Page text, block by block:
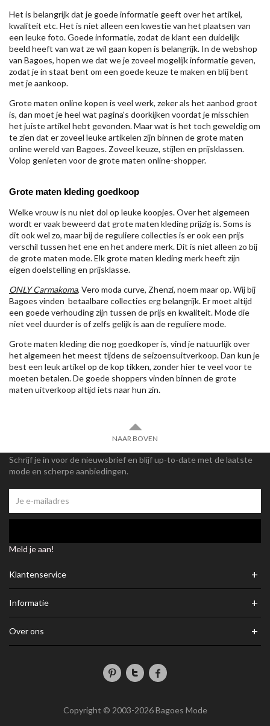
Het is belangrijk dat je goede informatie geeft over het artikel,
kwaliteit etc. Het is niet alleen een kwestie van het plaatsen van
een leuke foto. Goede informatie, zodat de klant een duidelijk
beeld heeft van wat ze wil gaan kopen is belangrijk. In de webshop
van Bagoes, hopen we dat we je zoveel mogelijk informatie geven,
zodat je in staat bent om een goede keuze te maken en blij bent
met je aankoop.
Grote maten online kopen is veel werk, zeker als het aanbod groot
is, dan moet je heel wat pagina's doorkijken voordat je misschien
het juiste artikel hebt gevonden. Maar wat is het toch geweldig om
te zien dat er zoveel leuke artikelen zijn binnen de grote maten
online wereld van Bagoes. Zoveel keuze, stijlen en prijsklassen.
Volop genieten voor de grote maten online-shopper.
Grote maten kleding goedkoop
Welke vrouw is nu niet dol op leuke koopjes. Over het algemeen
wordt er vaak beweerd dat grote maten kleding prijzig is. Soms is
dit ook wel zo, maar bij de reguliere collecties is er ook een prijs
verschil tussen het ene en het andere merk. Dit is niet alleen zo bij
de grote maten mode. Elk grote maten kleding merk heeft zijn
eigen doelstelling en prijsklasse.
ONLY Carmakoma, Vero moda curve, Zhenzi, noem maar op. Wij bij
Bagoes vinden betaalbare collecties erg belangrijk. Er moet altijd
een goede verhouding zijn tussen de prijs en kwaliteit. Mode die
niet veel duurder is of zelfs gelijk is aan de reguliere mode.
Grote maten kleding die nog goedkoper is, vind je natuurlijk over
het algemeen het meest tijdens de seizoensuitverkoop. Dan kun je
best een leuk artikel op de kop tikken, zonder hier te veel voor te
moeten betalen. De goede shoppers vinden binnen de grote
maten uitverkoop altijd iets naar hun zin.
NAAR BOVEN
Schrijf je in voor de nieuwsbrief en blijf up-to-date met de laatste
mode en scherpe aanbiedingen.
Meld je aan!
Klantenservice +
Informatie +
Over ons +
Copyright © 2003-2026 Bagoes Mode